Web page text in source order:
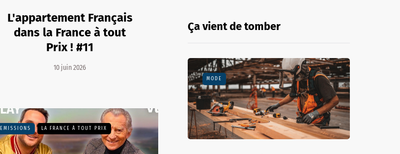
L'appartement Français
dans la France à tout
Prix ! #11
10 juin 2026
EMISSIONS LA FRANCE À TOUT PRIX
Ça vient de tomber
MODE